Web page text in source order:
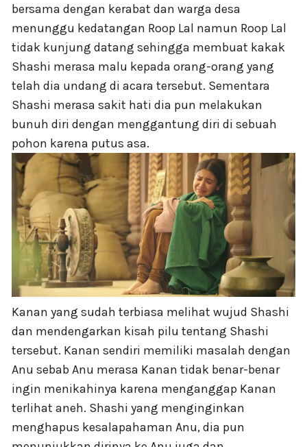
bersama dengan kerabat dan warga desa
menunggu kedatangan Roop Lal namun Roop Lal
tidak kunjung datang sehingga membuat kakak
Shashi merasa malu kepada orang-orang yang
telah dia undang di acara tersebut. Sementara
Shashi merasa sakit hati dia pun melakukan
bunuh diri dengan menggantung diri di sebuah
pohon karena putus asa.
Kanan yang sudah terbiasa melihat wujud Shashi
dan mendengarkan kisah pilu tentang Shashi
tersebut. Kanan sendiri memiliki masalah dengan
Anu sebab Anu merasa Kanan tidak benar-benar
ingin menikahinya karena menganggap Kanan
terlihat aneh. Shashi yang menginginkan
menghapus kesalapahaman Anu, dia pun